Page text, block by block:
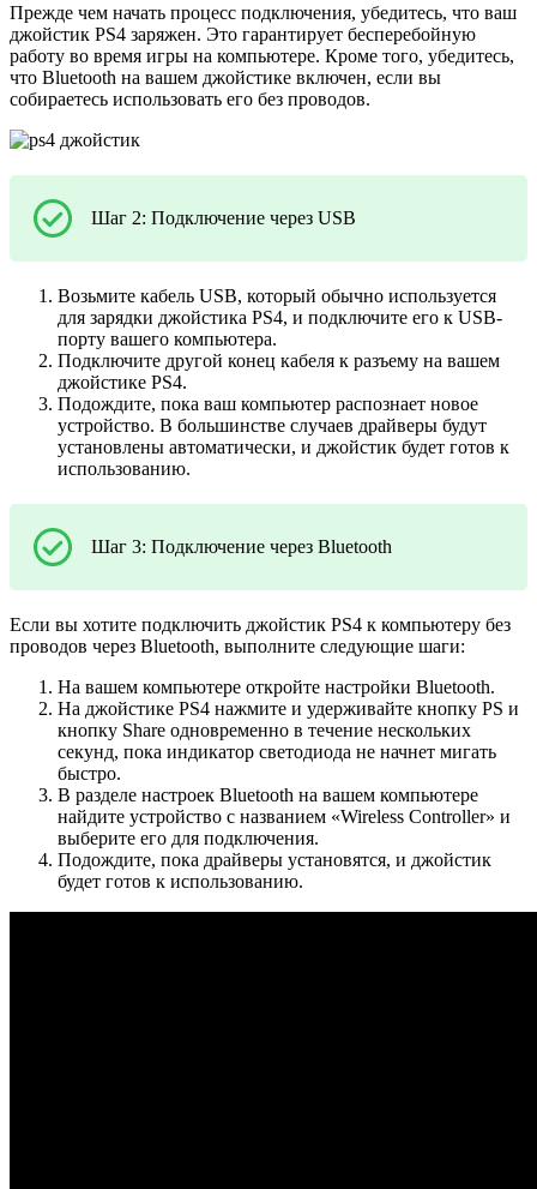
Прежде чем начать процесс подключения, убедитесь, что ваш
джойстик PS4 заряжен. Это гарантирует бесперебойную
работу во время игры на компьютере. Кроме того, убедитесь,
что Bluetooth на вашем джойстике включен, если вы
собираетесь использовать его без проводов.
Шаг 2: Подключение через USB
Возьмите кабель USB, который обычно используется
для зарядки джойстика PS4, и подключите его к USB-
порту вашего компьютера.
Подключите другой конец кабеля к разъему на вашем
джойстике PS4.
Подождите, пока ваш компьютер распознает новое
устройство. В большинстве случаев драйверы будут
установлены автоматически, и джойстик будет готов к
использованию.
Шаг 3: Подключение через Bluetooth
Если вы хотите подключить джойстик PS4 к компьютеру без
проводов через Bluetooth, выполните следующие шаги:
На вашем компьютере откройте настройки Bluetooth.
На джойстике PS4 нажмите и удерживайте кнопку PS и
кнопку Share одновременно в течение нескольких
секунд, пока индикатор светодиода не начнет мигать
быстро.
В разделе настроек Bluetooth на вашем компьютере
найдите устройство с названием «Wireless Controller» и
выберите его для подключения.
Подождите, пока драйверы установятся, и джойстик
будет готов к использованию.